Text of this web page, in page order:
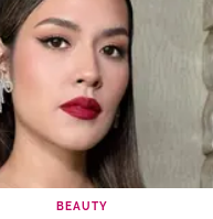
BEAUTY